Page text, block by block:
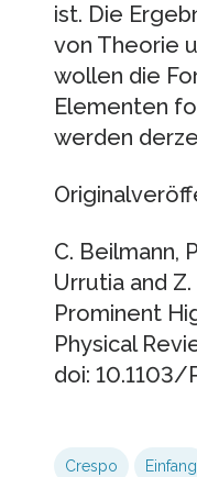
ist. Die
von Theorie
wollen die
Elementen
werden
C. Beilmann,
Urrutia and Z.
Prominent
Physical
doi: 10.1103/
Crespo Einfang